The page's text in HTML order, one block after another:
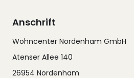
Anschrift
Wohncenter Nordenham GmbH
Atenser Allee 140
26954 Nordenham